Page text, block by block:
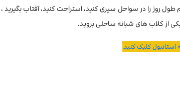
روز را در سواحل سپری کنید، استراحت کنید، آفتاب بگیرید
از کلاب های شبانه ساحلی بروید.
استانبول کلیک کنید.